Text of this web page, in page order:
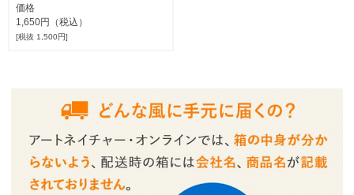
価格
1,650円（税込）
[税抜 1,500円]